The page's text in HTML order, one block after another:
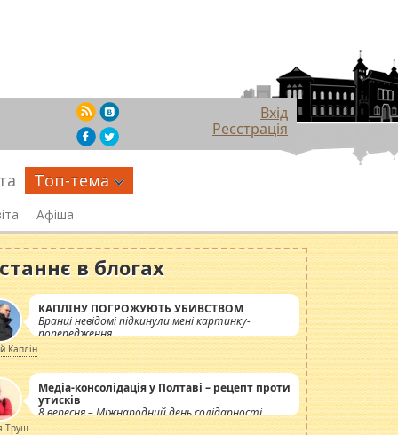
Вхід
Реєстрація
Топ-тема
Афіша
в блогах
КАПЛІНУ ПОГРОЖУЮТЬ УБИВСТВОМ
Вранці невідомі підкинули мені картинку-
попередження
Каплін
Медіа-консолідація у Полтаві – рецепт проти
утисків
8 вересня – Міжнародний день солідарності
журналістів.
Труш